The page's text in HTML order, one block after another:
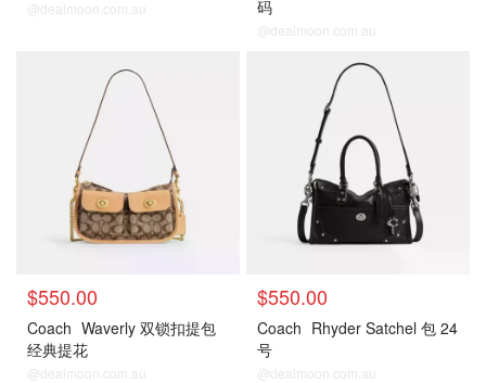
@dealmoon.com.au
码
@dealmoon.com.au
$550.00
Coach Waverly 双锁扣提包
经典提花
@dealmoon.com.au
$550.00
Coach Rhyder Satchel 包 24
号
@dealmoon.com.au